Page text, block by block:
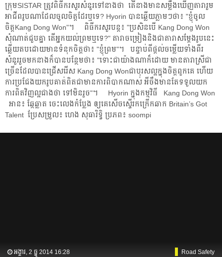
ក្រុមSISTAR​​ ​ត្រូវ​​​​​ពិធីករ​​​​សួរ​សំនួរ​​ទៅ​នាង​ថា ​តើ​នាង​មាន​សម្លឹង​ឃើញ​​​តារា​​រួម​​
អាជីព​​រូប​ណា​ដែល​​ចូល​ចិត្ត​ដែរ​​ឬទេ? Hyorin ​​បាន​ឆ្លើយ​ភ្លាម​ៗថា៖​ "ខ្ញុំ​ចូល​
ចិត្តKang Dong Won"។ ​ ពិធីករ​​សួរ​បន្ត៖​ "ប្រសិន​បើ​ Kang Dong Won​ ​​
សុំណាត់​ជួប​គ្នា​ ​​​តើ​អ្នក​យល់​ព្រម​ឬទេ?" ​តារា​ចម្រៀង​និង​ជា​តារា​សម្ដែង​រូប​នេះ​
ឆ្លើយ​តប​ដោយ​មាន​ទំនុក​ចិត្ត​ថា៖​ "ខ្ញុំ​ព្រម"។ បន្ទាប់​ពី​ផ្ដល់​ចម្លើយ​ទាំង​ពីរ​
សំនួរ​រួច​មក​នាង​ក៏​បាន​បន្ថែម​ថា៖​ "ទោះ​ជា​យ៉ាងណាក៏ដោយ​ មាន​តារា​ស្រី​ជា​
ច្រើន​ដែល​បាន​ជ្រើសរើស​ Kang Dong Won​​ជា​បុរស​ល្អ​ក្នុង​ចិត្ត​ពួក​គេ​ ហើយ​
ការ​ប្រជែង​យក​រូប​គាត់​ពិត​ជា​មាន​ការ​ពិបាក​ណាស់ ​អីចឹង​មាន​តែ​ទទួល​យក​
ការ​ពិត​វិញ​ល្អ​ជាងថា ទៅ​មិន​រួច"។ Hyorin ​ក្នុង​កម្មវិធី​ ​Kang Dong Won
អាន៖ ឆ្កែ​ឆ្លាត​ ចេះ​លេង​កំប្លែង ឲ្យ​គេ​សើច​ស្ទើរ​កក្រើក​ឆាក Britain’s Got
Talent​ ប្រែ​សម្រួល៖ ​ហេង សុធារិទ្ធិ ប្រភព៖​ soompi​​​​​​​​​​​
អង្គារ, 2 ធ្នូ 2014 16:28 Road Safety